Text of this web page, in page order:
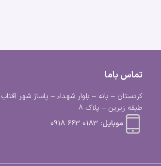
تماس باما
کردستان – بانه – بلوار شهداء – پاساژ شهر
طبقه زیرین – پلاک 8
موبایل: 0183 663 0918